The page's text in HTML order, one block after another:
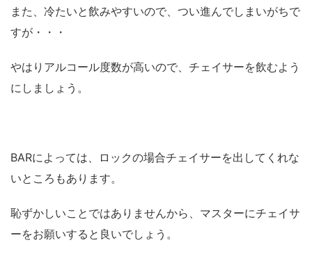
また、冷たいと飲みやすいので、つい進んでしまいがちで
すが・・・
やはりアルコール度数が高いので、チェイサーを飲むよう
にしましょう。
BARによっては、ロックの場合チェイサーを出してくれな
いところもあります。
恥ずかしいことではありませんから、マスターにチェイサ
ーをお願いすると良いでしょう。